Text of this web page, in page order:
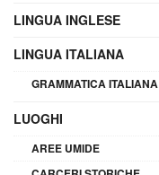
LINGUA INGLESE
LINGUA ITALIANA
GRAMMATICA ITALIANA
LUOGHI
AREE UMIDE